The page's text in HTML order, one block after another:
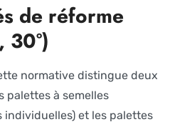
de réforme
normative distingue deux
palettes à semelles
et les palettes